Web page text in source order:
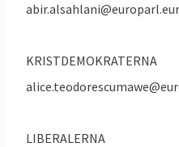
KRISTDEMOKRATERNA
LIBERALERNA